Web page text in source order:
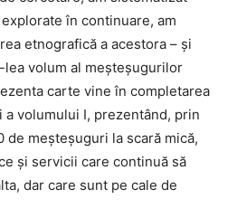
în continuare, am
etnografică a acestora – și
lea volum al meșteșugurilor
carte vine în completarea
volumului I, prezentând, prin
meșteșuguri la scară mică,
și servicii care continuă să
dar care sunt pe cale de